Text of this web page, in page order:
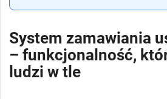
System zamawiania
– funkcjonalność,
ludzi w tle